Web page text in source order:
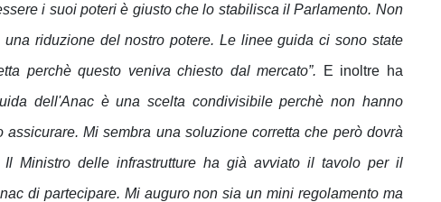
i suoi poteri è giusto che lo stabilisca il Parlamento. Non
riduzione del nostro potere. Le linee guida ci sono state
perchè questo veniva chiesto dal mercato”.
E inoltre ha
dell'Anac è una scelta condivisibile perchè non hanno
Mi sembra una soluzione corretta che però dovrà
Ministro delle infrastrutture ha già avviato il tavolo per il
di partecipare. Mi auguro non sia un mini regolamento ma